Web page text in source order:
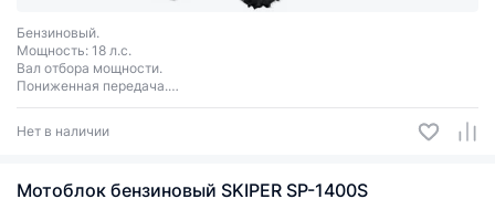
Бензиновый.
Мощность: 18 л.с.
Вал отбора мощности.
Пониженная передача.
Передачи 3+1.
Нет в наличии
Мотоблок бензиновый SKIPER SP-1400S